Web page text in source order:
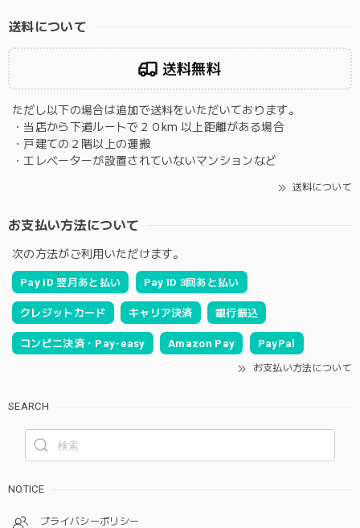
送料について
送料無料
ただし以下の場合は追加で送料をいただいております。
・当店から下道ルートで２０km 以上距離がある場合
・戸建ての２階以上の運搬
・エレベーターが設置されていないマンションなど
送料について
お支払い方法について
次の方法がご利用いただけます。
Pay ID 翌月あと払い Pay ID 3回あと払い
クレジットカード キャリア決済 銀行振込
コンビニ決済・Pay-easy Amazon Pay PayPal
お支払い方法について
SEARCH
NOTICE
プライバシーポリシー